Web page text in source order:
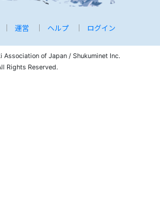
運営 ヘルプ ログイン
of Japan / Shukuminet Inc.
Rights Reserved.